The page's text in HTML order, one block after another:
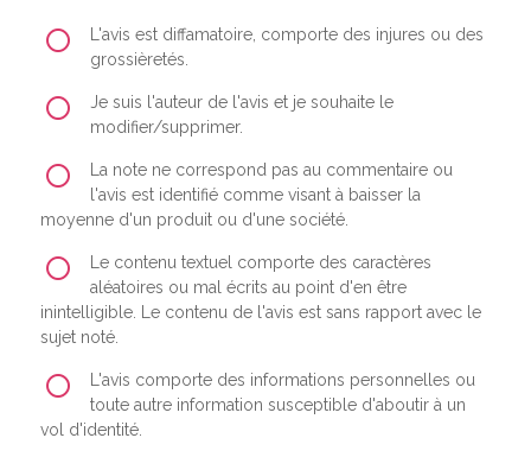
L'avis est diffamatoire, comporte des injures ou des
grossièretés.
Je suis l'auteur de l'avis et je souhaite le
modifier/supprimer.
La note ne correspond pas au commentaire ou
l'avis est identifié comme visant à baisser la
moyenne d'un produit ou d'une société.
Le contenu textuel comporte des caractères
aléatoires ou mal écrits au point d'en être
inintelligible. Le contenu de l'avis est sans rapport avec le
sujet noté.
L'avis comporte des informations personnelles ou
toute autre information susceptible d'aboutir à un
vol d'identité.